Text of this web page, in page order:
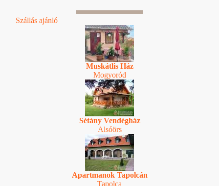
Szállás ajánló
Muskátlis Ház
Mogyoród
Sétány Vendégház
Alsóörs
Apartmanok Tapolcán
Tapolca